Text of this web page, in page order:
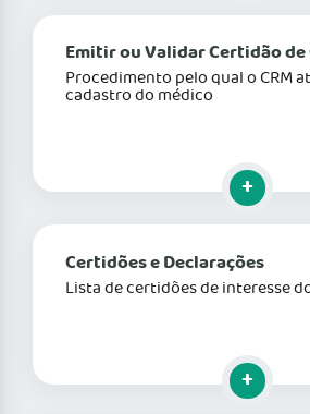
Emitir ou Validar Certidão
Procedimento pelo qual o CRM
cadastro do médico
Clique
Certidões e Declarações
Lista de certidões de interesse
Clique